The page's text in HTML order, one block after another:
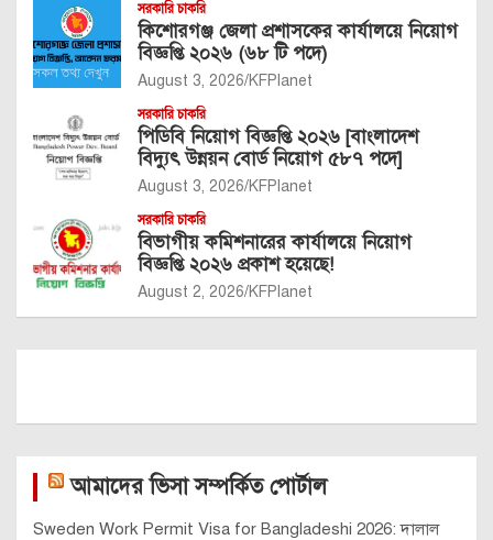
সরকারি চাকরি
কিশোরগঞ্জ জেলা প্রশাসকের কার্যালয়ে নিয়োগ
বিজ্ঞপ্তি ২০২৬ (৬৮ টি পদে)
August 3, 2026 KFPlanet
সরকারি চাকরি
পিডিবি নিয়োগ বিজ্ঞপ্তি ২০২৬ [বাংলাদেশ
বিদ্যুৎ উন্নয়ন বোর্ড নিয়োগ ৫৮৭ পদে]
August 3, 2026 KFPlanet
সরকারি চাকরি
বিভাগীয় কমিশনারের কার্যালয়ে নিয়োগ
বিজ্ঞপ্তি ২০২৬ প্রকাশ হয়েছে!
August 2, 2026 KFPlanet
আমাদের ভিসা সম্পর্কিত পোর্টাল
Sweden Work Permit Visa for Bangladeshi 2026: দালাল